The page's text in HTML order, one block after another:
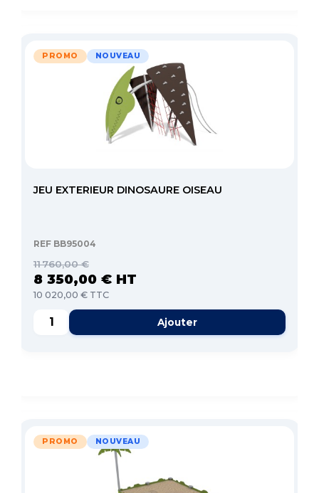
PROMO NOUVEAU
JEU EXTERIEUR DINOSAURE OISEAU
REF BB95004
11 760,00 €
8 350,00 € HT
10 020,00 € TTC
Ajouter
PROMO NOUVEAU